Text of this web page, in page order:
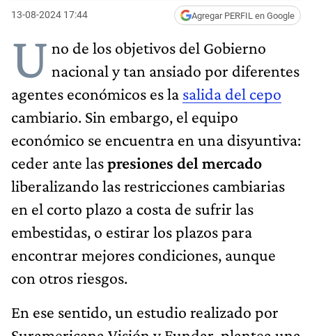
13-08-2024 17:44 Agregar PERFIL en Google
U no de los objetivos del Gobierno
nacional y tan ansiado por diferentes
agentes económicos es la salida del cepo
cambiario. Sin embargo, el equipo
económico se encuentra en una disyuntiva:
ceder ante laspresiones del mercado
liberalizando las restricciones cambiarias
en el corto plazo a costa de sufrir las
embestidas, o estirar los plazos para
encontrar mejores condiciones, aunque
con otros riesgos.
En ese sentido, un estudio realizado por